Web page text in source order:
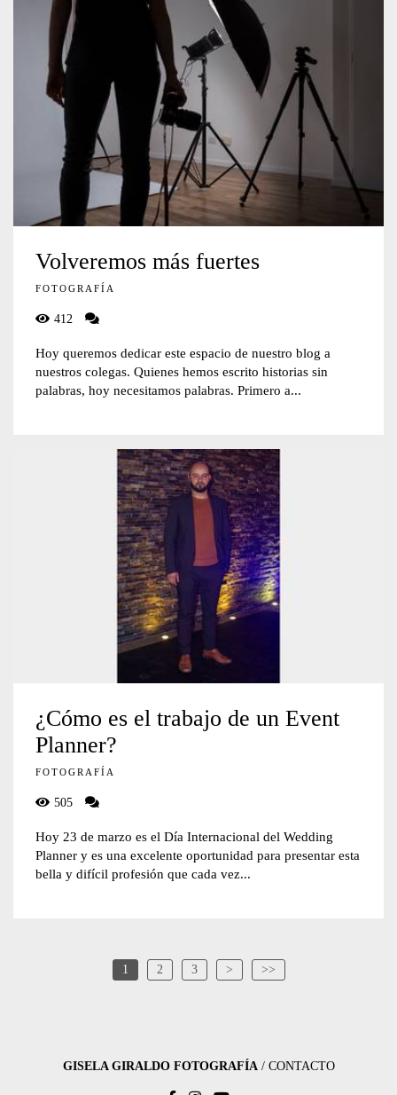
Volveremos más fuertes
FOTOGRAFÍA
412
Hoy queremos dedicar este espacio de nuestro blog a
nuestros colegas. Quienes hemos escrito historias sin
palabras, hoy necesitamos palabras. Primero a...
¿Cómo es el trabajo de un Event
Planner?
FOTOGRAFÍA
505
Hoy 23 de marzo es el Día Internacional del Wedding
Planner y es una excelente oportunidad para presentar esta
bella y difícil profesión que cada vez...
1 2 3 > >>
GISELA GIRALDO FOTOGRAFÍA/ CONTACTO